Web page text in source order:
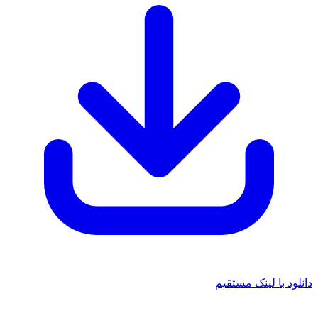
با لینک مستقیم